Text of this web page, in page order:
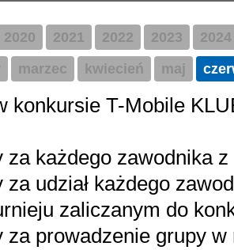
2020 2021 2022 2023
2024
marzec kwiecień maj
konkursie T-Mobile
za każdego zawodnika z
za udział każdego
zaliczanym do
za prowadzenie grupy